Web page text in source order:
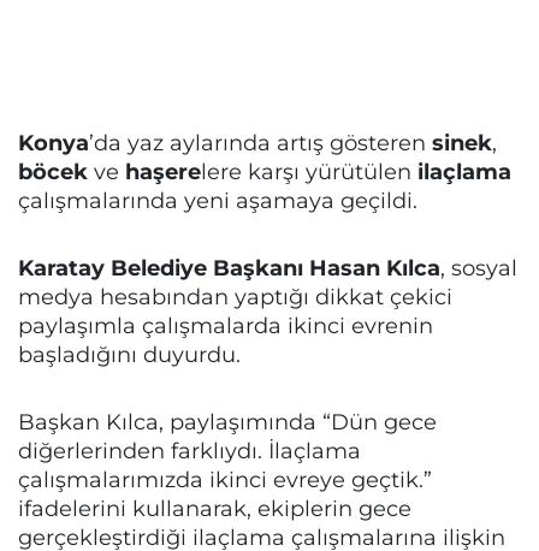
Konya’da yaz aylarında artış gösteren sinek,
böcek ve haşerelere karşı yürütülen ilaçlama
çalışmalarında yeni aşamaya geçildi.
Karatay Belediye Başkanı Hasan Kılca, sosyal
medya hesabından yaptığı dikkat çekici
paylaşımla çalışmalarda ikinci evrenin
başladığını duyurdu.
Başkan Kılca, paylaşımında “Dün gece
diğerlerinden farklıydı. İlaçlama
çalışmalarımızda ikinci evreye geçtik.”
ifadelerini kullanarak, ekiplerin gece
gerçekleştirdiği ilaçlama çalışmalarına ilişkin